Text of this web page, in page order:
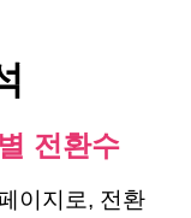
전환수
이지로, 전환